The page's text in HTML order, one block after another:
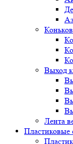
Выход
Лента
Пластиковые